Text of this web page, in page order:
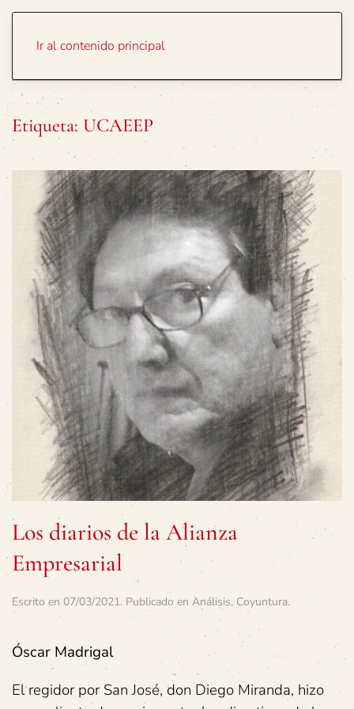
Ir al contenido principal
Etiqueta: UCAEEP
Los diarios de la Alianza
Empresarial
Escrito en 07/03/2021. Publicado en Análisis, Coyuntura.
Óscar Madrigal
El regidor por San José, don Diego Miranda, hizo